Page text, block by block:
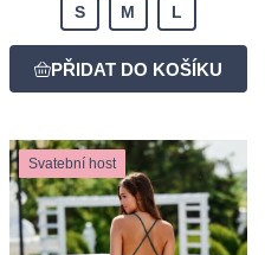
S M L
Svatební host